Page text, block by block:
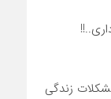
زندگی